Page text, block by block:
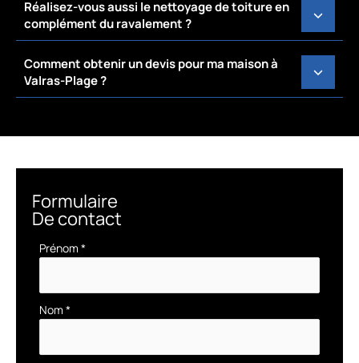
Réalisez-vous aussi le nettoyage de toiture en
complément du ravalement ?
Comment obtenir un devis pour ma maison à
Valras-Plage ?
Formulaire
De contact
Formulaire
Prénom *
Nom *